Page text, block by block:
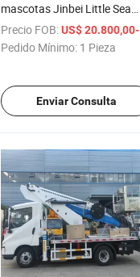
mascotas Jinbei Little Sea
Lion para un cuidado fácil
Precio FOB:US$ 20.800,00-23.800,00
Pedido Mínimo: 1 Pieza
Enviar Consulta